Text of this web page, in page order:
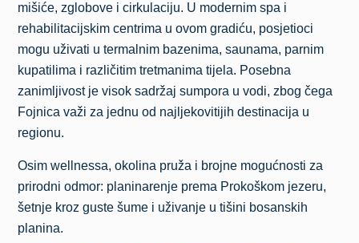
mišiće, zglobove i cirkulaciju. U modernim spa i
rehabilitacijskim centrima u ovom gradiću, posjetioci
mogu uživati u termalnim bazenima, saunama, parnim
kupatilima i različitim tretmanima tijela. Posebna
zanimljivost je visok sadržaj sumpora u vodi, zbog čega
Fojnica važi za jednu od najljekovitijih destinacija u
regionu.
Osim wellnessa, okolina pruža i brojne mogućnosti za
prirodni odmor: planinarenje prema Prokoškom jezeru,
šetnje kroz guste šume i uživanje u tišini bosanskih
planina.